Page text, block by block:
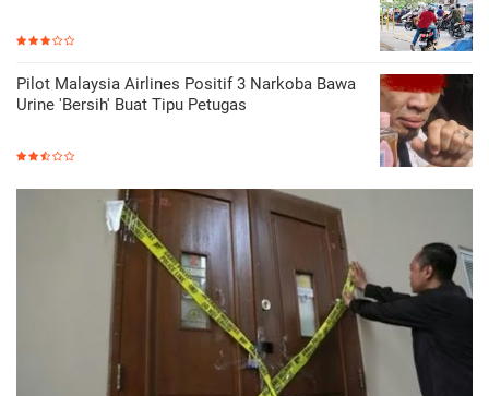
Pilot Malaysia Airlines Positif 3 Narkoba Bawa
Urine 'Bersih' Buat Tipu Petugas